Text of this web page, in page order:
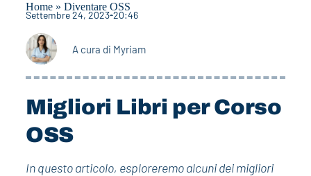
Home» Diventare OSS
Settembre 24, 2023 20:46
A cura di Myriam
Migliori Libri per Corso
OSS
In questo articolo, esploreremo alcuni dei migliori